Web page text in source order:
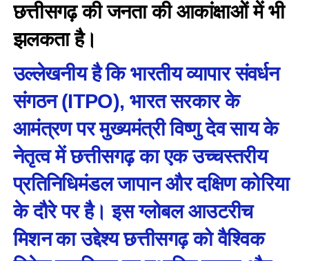
छत्तीसगढ़ की जनता की आकांक्षाओं में भी
झलकता है।
उल्लेखनीय है कि भारतीय व्यापार संवर्धन
संगठन (ITPO), भारत सरकार के
आमंत्रण पर मुख्यमंत्री विष्णु देव साय के
नेतृत्व में छत्तीसगढ़ का एक उच्चस्तरीय
प्रतिनिधिमंडल जापान और दक्षिण कोरिया
के दौरे पर है। इस ग्लोबल आउटरीच
मिशन का उद्देश्य छत्तीसगढ़ को वैश्विक